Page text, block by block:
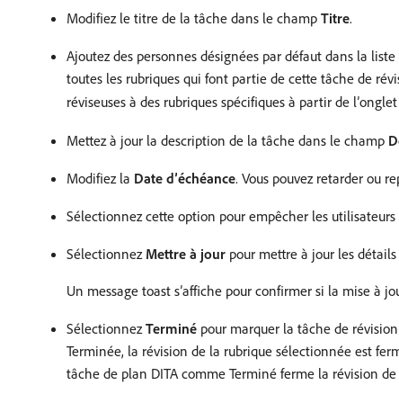
Modifiez le titre de la tâche dans le champ Titre.
Ajoutez des personnes désignées par défaut dans la
toutes les rubriques qui font partie de cette tâche de
réviseuses à des rubriques spécifiques à partir de l’onglet
Mettez à jour la description de la tâche dans le champ
Modifiez la Date d’échéance. Vous pouvez retarder ou
Sélectionnez cette option pour empêcher les
Sélectionnez Mettre à jour pour mettre à jour les
Un message toast s’affiche pour confirmer si la mise à
Sélectionnez Terminé pour marquer la tâche de
Terminée, la révision de la rubrique sélectionnée est
tâche de plan DITA comme Terminé ferme la révision